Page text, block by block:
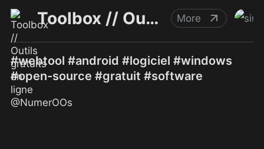
Toolbox // Outils gratuits en ligne @NumerOOs More
#webtool #android #logiciel #windows
#open-source #gratuit #software